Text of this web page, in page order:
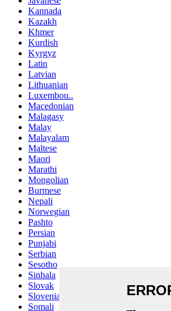
Kannada
Kazakh
Khmer
Kurdish
Kyrgyz
Latin
Latvian
Lithuanian
Luxembou..
Macedonian
Malagasy
Malay
Malayalam
Maltese
Maori
Marathi
Mongolian
Burmese
Nepali
Norwegian
Pashto
Persian
Punjabi
Serbian
Sesotho
Sinhala
Slovak
Slovenian
Somali